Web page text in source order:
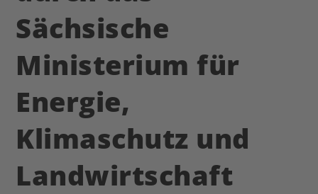
Sächsische
Ministerium für
Energie,
Klimaschutz und
Landwirtschaft